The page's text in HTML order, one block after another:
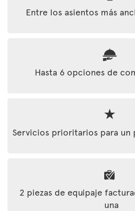
Entre los asientos más
Hasta 6 opciones de
Servicios prioritarios para un
2 piezas de equipaje
una